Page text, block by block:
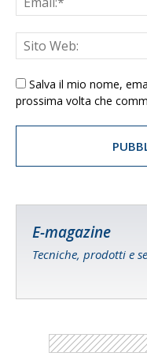
Salva il mio nome,
prossima volta che
E-magazine
Tecniche, prodotti e